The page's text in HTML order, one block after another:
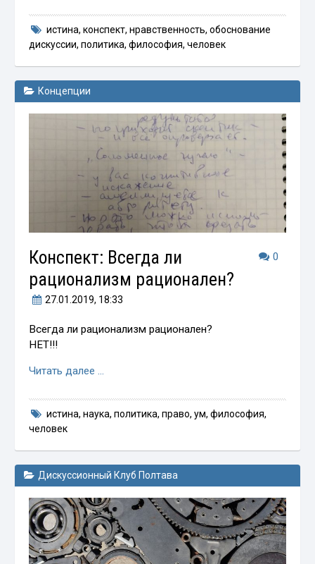
истина, конспект, нравственность, обоснование
дискуссии,политика,философия,человек
Концепции
0
Конспект: Всегда ли
рационализм рационален?
27.01.2019, 18:33
Всегда ли рационализм рационален?
НЕТ!!!
Читать далее …
истина, наука, политика, право, ум, философия,
человек
Дискуссионный Клуб Полтава